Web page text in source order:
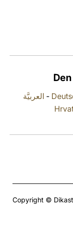
العربيَّة -
Copyright ©